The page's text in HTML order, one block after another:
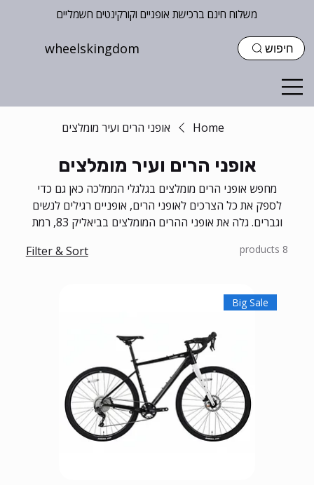
משלוח חינם ברכישת אופניים וקורקינטים חשמליים
חיפוש wheelskingdom
Home אופני הרים ועיר מומלצים
אופני הרים ועיר מומלצים
מחפש אופני הרים מומלצים בגלגלי הממלכה כאן גם כדי
לספק את כל הצרכים לאופני הרים, אופניים רגילים לנשים
וגברים. גלה את אופני ההרים המומלצים בביאליק 83, רמת
8 products
Filter & Sort
Big Sale